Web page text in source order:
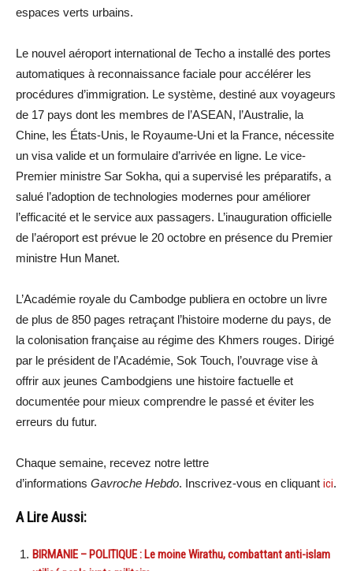
espaces verts urbains.
Le nouvel aéroport international de Techo a installé des portes
automatiques à reconnaissance faciale pour accélérer les
procédures d’immigration. Le système, destiné aux voyageurs
de 17 pays dont les membres de l’ASEAN, l’Australie, la
Chine, les États-Unis, le Royaume-Uni et la France, nécessite
un visa valide et un formulaire d’arrivée en ligne. Le vice-
Premier ministre Sar Sokha, qui a supervisé les préparatifs, a
salué l’adoption de technologies modernes pour améliorer
l’efficacité et le service aux passagers. L’inauguration officielle
de l’aéroport est prévue le 20 octobre en présence du Premier
ministre Hun Manet.
L’Académie royale du Cambodge publiera en octobre un livre
de plus de 850 pages retraçant l’histoire moderne du pays, de
la colonisation française au régime des Khmers rouges. Dirigé
par le président de l’Académie, Sok Touch, l’ouvrage vise à
offrir aux jeunes Cambodgiens une histoire factuelle et
documentée pour mieux comprendre le passé et éviter les
erreurs du futur.
Chaque semaine, recevez notre lettre
d’informations Gavroche Hebdo. Inscrivez-vous en cliquant ici.
A Lire Aussi:
BIRMANIE – POLITIQUE : Le moine Wirathu, combattant anti-islam